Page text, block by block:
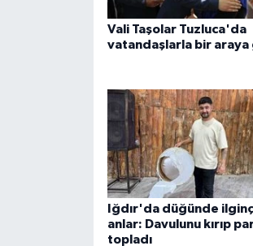
Vali Taşolar Tuzluca'da
vatandaşlarla bir araya
Iğdır'da düğünde ilginç
anlar: Davulunu kırıp
topladı
ÜLKE GÜNDEMİ
Yerel Haberler